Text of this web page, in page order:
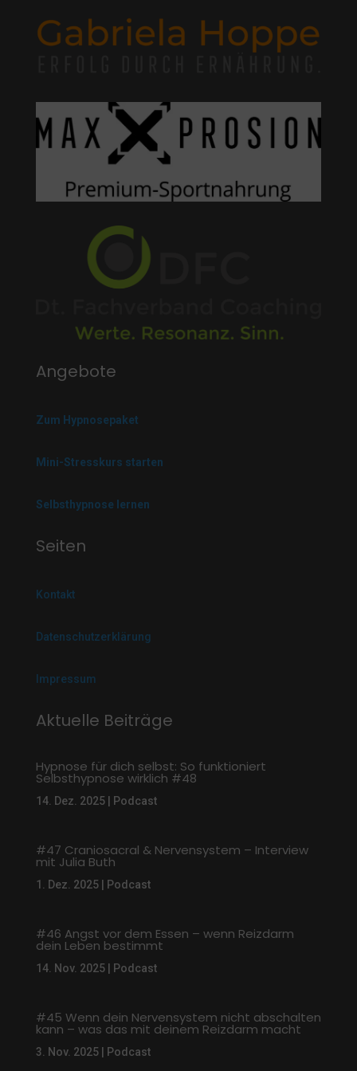
Angebote
Zum Hypnosepaket
Mini-Stresskurs starten
Selbsthypnose lernen
Seiten
Kontakt
Datenschutzerklärung
Impressum
Aktuelle Beiträge
Hypnose für dich selbst: So funktioniert
Selbsthypnose wirklich #48
14. Dez. 2025| Podcast
#47 Craniosacral & Nervensystem – Interview
mit Julia Buth
1. Dez. 2025| Podcast
#46 Angst vor dem Essen – wenn Reizdarm
dein Leben bestimmt
14. Nov. 2025| Podcast
#45 Wenn dein Nervensystem nicht abschalten
kann – was das mit deinem Reizdarm macht
3. Nov. 2025| Podcast